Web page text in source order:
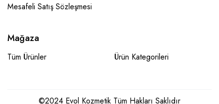
Mesafeli Satış Sözleşmesi
Mağaza
Tüm Ürünler Ürün Kategorileri
©2024 Evol Kozmetik Tüm Hakları Saklıdır